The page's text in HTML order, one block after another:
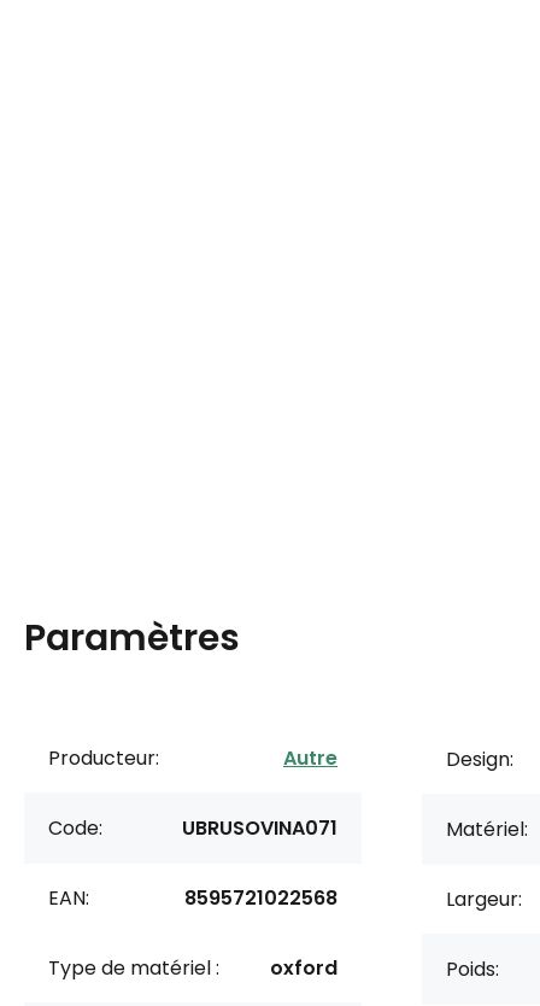
Paramètres
Producteur: Autre
Code: UBRUSOVINA071
EAN: 8595721022568
Type de matériel : oxford
Design:
Matériel:
Largeur:
Poids: